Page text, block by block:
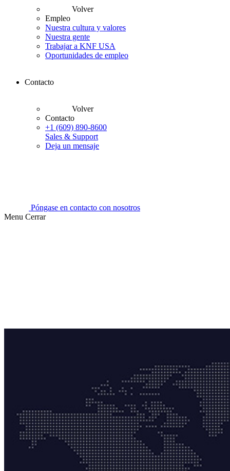
Volver
Empleo
Nuestra cultura y valores
Nuestra gente
Trabajar a KNF USA
Oportunidades de empleo
Contacto
Volver
Contacto
+1 (609) 890-8600
Sales & Support
Deja un mensaje
Póngase en contacto con nosotros
Menu Cerrar